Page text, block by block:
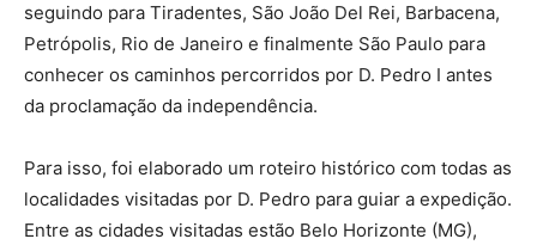
seguindo para Tiradentes, São João Del Rei, Barbacena,
Petrópolis, Rio de Janeiro e finalmente São Paulo para
conhecer os caminhos percorridos por D. Pedro I antes
da proclamação da independência.
Para isso, foi elaborado um roteiro histórico com todas as
localidades visitadas por D. Pedro para guiar a expedição.
Entre as cidades visitadas estão Belo Horizonte (MG),